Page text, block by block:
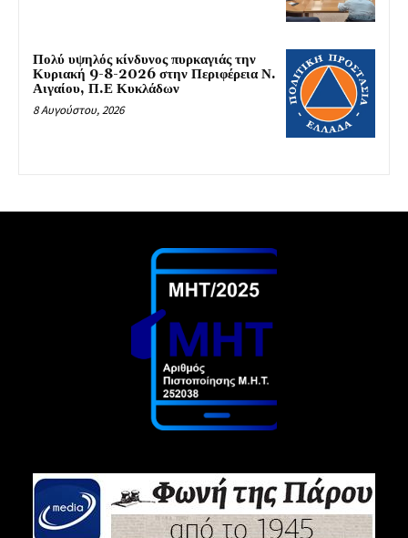
Πολύ υψηλός κίνδυνος πυρκαγιάς την
Κυριακή 9-8-2026 στην Περιφέρεια Ν.
Αιγαίου, Π.Ε Κυκλάδων
8 Αυγούστου, 2026